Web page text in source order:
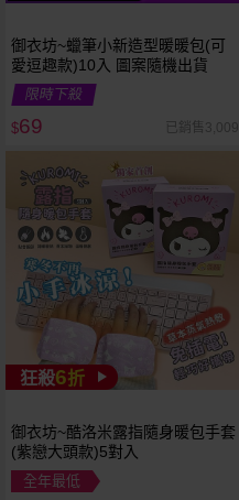
御衣坊~蠟筆小新造型暖暖包(可
愛逗趣款)10入 圖案隨機出貨
限時下殺
$69 已銷售3,009
狂殺6折
御衣坊~酷洛米露指隨身暖包手套
(紫戀大頭款)5對入
全年最低